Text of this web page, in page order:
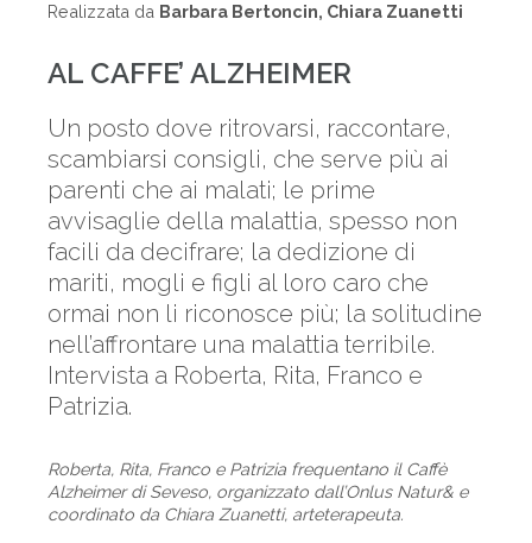
Realizzata da Barbara Bertoncin, Chiara Zuanetti
AL CAFFE’ ALZHEIMER
Un posto dove ritrovarsi, raccontare,
scambiarsi consigli, che serve più ai
parenti che ai malati; le prime
avvisaglie della malattia, spesso non
facili da decifrare; la dedizione di
mariti, mogli e figli al loro caro che
ormai non li riconosce più; la solitudine
nell’affrontare una malattia terribile.
Intervista a Roberta, Rita, Franco e
Patrizia.
Roberta, Rita, Franco e Patrizia frequentano il Caffè
Alzheimer di Seveso, organizzato dall’Onlus Natur& e
coordinato da Chiara Zuanetti, arteterapeuta.